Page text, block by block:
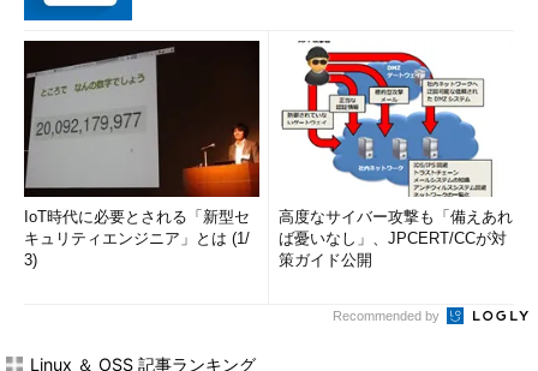
IoT時代に必要とされる「新型セ
キュリティエンジニア」とは (1/
3)
高度なサイバー攻撃も「備えあれ
ば憂いなし」、JPCERT/CCが対
策ガイド公開
Recommended by
Linux ＆ OSS 記事ランキング